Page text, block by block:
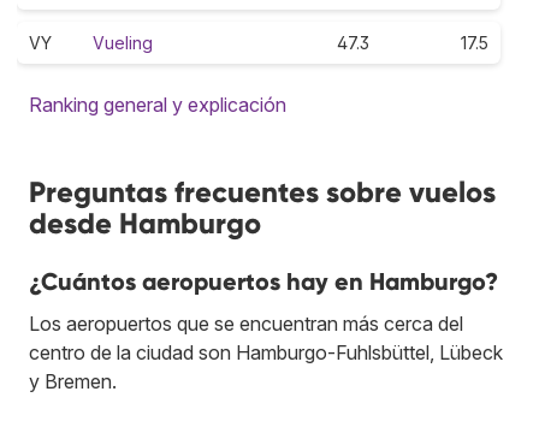
VY Vueling 47.3 17.5
Ranking general y explicación
Preguntas frecuentes sobre vuelos
desde Hamburgo
¿Cuántos aeropuertos hay en Hamburgo?
Los aeropuertos que se encuentran más cerca del
centro de la ciudad son Hamburgo-Fuhlsbüttel, Lübeck
y Bremen.